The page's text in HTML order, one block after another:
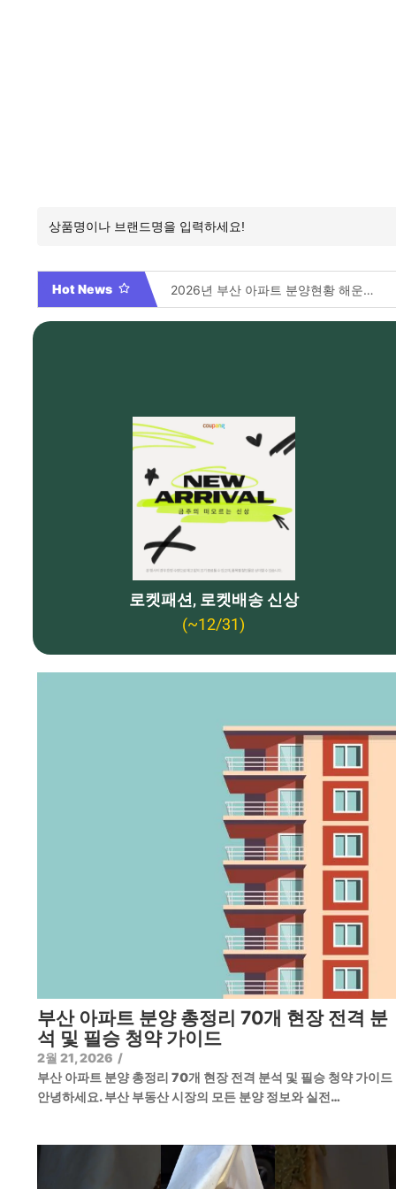
Hot News 2026년 부산 아파트 분양현황 해운대부터 에코델타까지, 전 현장 총정리 가이드 Video By 대학전쟁 시즌 3 전편 공개 완료!
로켓패션, 로켓배송 신상
(~12/31)
부산 아파트 분양 총정리 70개 현장 전격 분
석 및 필승 청약 가이드
2월 21, 2026 /
부산 아파트 분양 총정리 70개 현장 전격 분석 및 필승 청약 가이
안녕하세요. 부산 부동산 시장의 모든 분양 정보와 실전…